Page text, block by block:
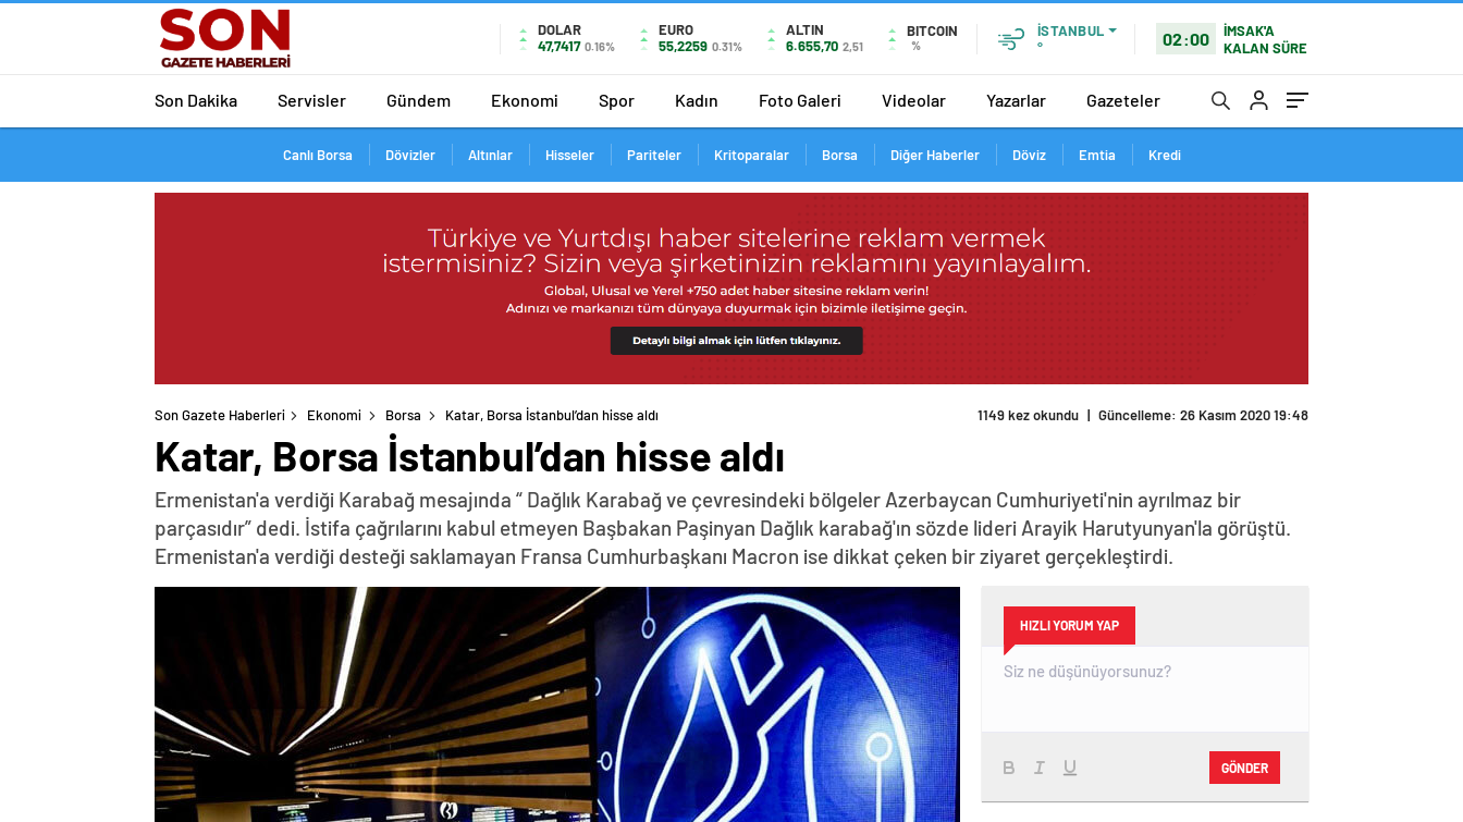
DOLAR
47,7417 0.16%
EURO
55,2259 0.31%
ALTIN
6.655,70 2,51
BITCOIN
%
İSTANBUL
°
02:00
İMSAK'A
KALAN SÜRE
Son Dakika Servisler Gündem Ekonomi Spor Kadın Foto Galeri Videolar Yazarlar Gazeteler
Canlı Borsa Dövizler Altınlar Hisseler Pariteler Kritoparalar Borsa Diğer Haberler Döviz Emtia Kredi
Son Gazete Haberleri Ekonomi Borsa Katar, Borsa İstanbul’dan hisse aldı 1149 kez okundu | Güncelleme: 26 Kasım 2020 19:48
Katar, Borsa İstanbul’dan hisse aldı
Ermenistan'a verdiği Karabağ mesajında “ Dağlık Karabağ ve çevresindeki bölgeler Azerbaycan Cumhuriyeti'nin ayrılmaz bir
parçasıdır” dedi. İstifa çağrılarını kabul etmeyen Başbakan Paşinyan Dağlık karabağ'ın sözde lideri Arayik Harutyunyan'la görüştü.
Ermenistan'a verdiği desteği saklamayan Fransa Cumhurbaşkanı Macron ise dikkat çeken bir ziyaret gerçekleştirdi.
HIZLI YORUM YAP
GÖNDER